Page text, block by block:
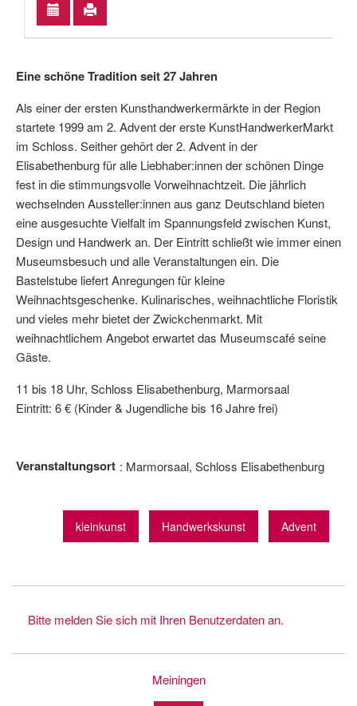
Eine schöne Tradition seit 27 Jahren
Als einer der ersten Kunsthandwerkermärkte in der Region
startete 1999 am 2. Advent der erste KunstHandwerkerMarkt
im Schloss. Seither gehört der 2. Advent in der
Elisabethenburg für alle Liebhaber:innen der schönen Dinge
fest in die stimmungsvolle Vorweihnachtzeit. Die jährlich
wechselnden Aussteller:innen aus ganz Deutschland bieten
eine ausgesuchte Vielfalt im Spannungsfeld zwischen Kunst,
Design und Handwerk an. Der Eintritt schließt wie immer einen
Museumsbesuch und alle Veranstaltungen ein. Die
Bastelstube liefert Anregungen für kleine
Weihnachtsgeschenke. Kulinarisches, weihnachtliche Floristik
und vieles mehr bietet der Zwickchenmarkt. Mit
weihnachtlichem Angebot erwartet das Museumscafé seine
Gäste.
11 bis 18 Uhr, Schloss Elisabethenburg, Marmorsaal
Eintritt: 6 € (Kinder & Jugendliche bis 16 Jahre frei)
Veranstaltungsort Marmorsaal, Schloss Elisabethenburg
kleinkunst Handwerkskunst Advent
Bitte melden Sie sich mit Ihren Benutzerdaten an.
Meiningen